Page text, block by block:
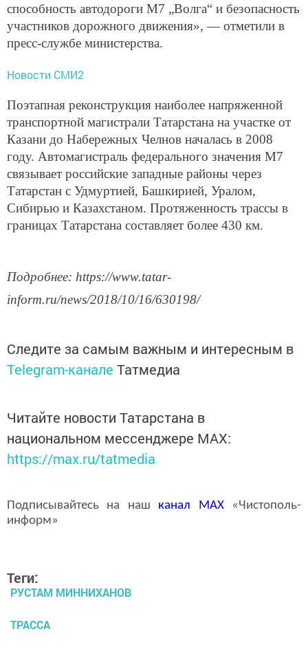
способность автодороги М7 „Волга“ и безопасность
участников дорожного движения», — отметили в
пресс-службе министерства.
Новости СМИ2
Поэтапная реконструкция наиболее напряженной
транспортной магистрали Татарстана на участке от
Казани до Набережных Челнов началась в 2008
году. Автомагистраль федерального значения М7
связывает российские западные районы через
Татарстан с Удмуртией, Башкирией, Уралом,
Сибирью и Казахстаном. Протяженность трассы в
границах Татарстана составляет более 430 км.
Подробнее: https://www.tatar-
inform.ru/news/2018/10/16/630198/
Следите за самым важным и интересным в
Telegram-канале Татмедиа
Читайте новости Татарстана в
национальном мессенджере MАХ:
https://max.ru/tatmedia
Подписывайтесь на наш канал MAX«Чистополь-
информ»
Теги:
РУСТАМ МИННИХАНОВ
ТРАССА